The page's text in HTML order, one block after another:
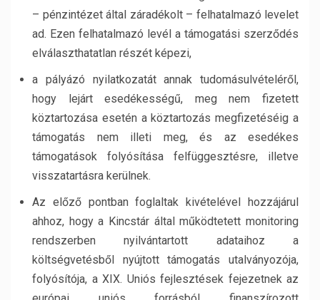
– pénzintézet által záradékolt – felhatalmazó levelet
ad. Ezen felhatalmazó levél a támogatási szerződés
elválaszthatatlan részét képezi,
a pályázó nyilatkozatát annak tudomásulvételéről,
hogy lejárt esedékességű, meg nem fizetett
köztartozása esetén a köztartozás megfizetéséig a
támogatás nem illeti meg, és az esedékes
támogatások folyósítása felfüggesztésre, illetve
visszatartásra kerülnek.
Az előző pontban foglaltak kivételével hozzájárul
ahhoz, hogy a Kincstár által működtetett monitoring
rendszerben nyilvántartott adataihoz a
költségvetésből nyújtott támogatás utalványozója,
folyósítója, a XIX. Uniós fejlesztések fejezetnek az